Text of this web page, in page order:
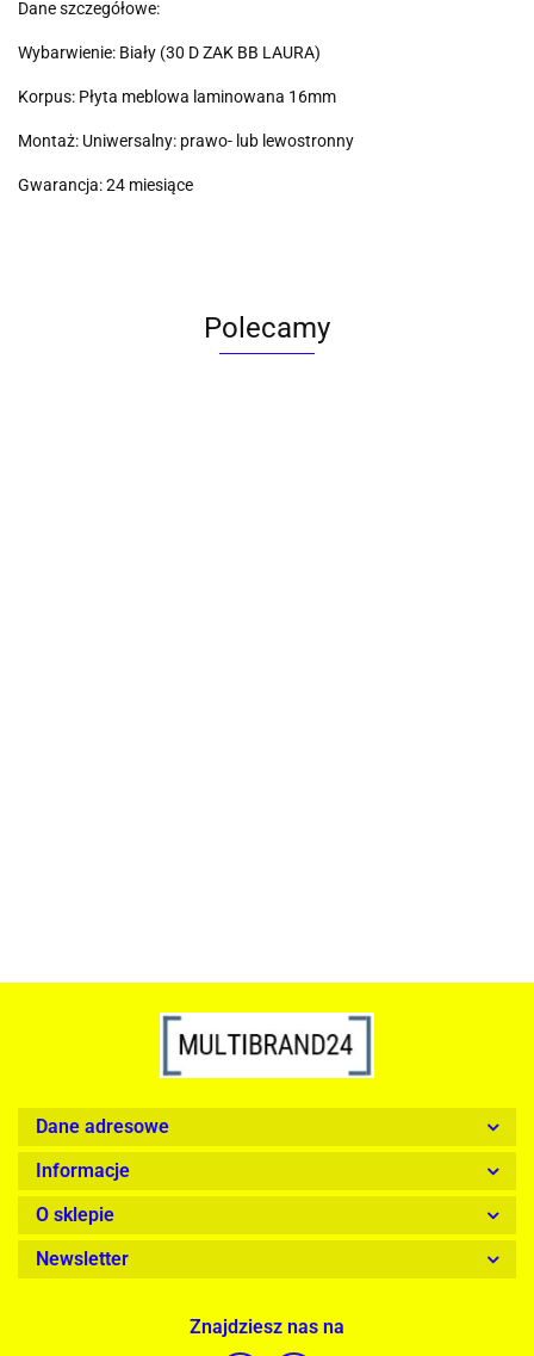
Dane szczegółowe:
Wybarwienie: Biały (30 D ZAK BB LAURA)
Korpus: Płyta meblowa laminowana 16mm
Montaż: Uniwersalny: prawo- lub lewostronny
Gwarancja: 24 miesiące
Polecamy
Dane adresowe
Informacje
O sklepie
Newsletter
Znajdziesz nas na